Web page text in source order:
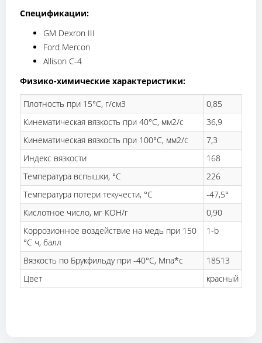
Спецификации:
GM Dexron III
Ford Mercon
Allison C-4
Физико-химические характеристики:
Плотность при 15°C, г/см3
0,85
Кинематическая вязкость при 40°С, мм2/с
36,9
Кинематическая вязкость при 100°С, мм2/с
7,3
Индекс вязкости
168
Температура вспышки, °С
226
Температура потери текучести, °С
-47,5°
Кислотное число, мг КОН/г
0,90
Коррозионное воздействие на медь при 150
°С ч, балл
1-b
Вязкость по Брукфильду при -40°С, Мпа*с
18513
Цвет
красный